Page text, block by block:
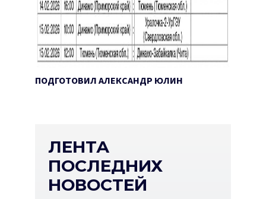
ПОДГОТОВИЛ АЛЕКСАНДР ЮЛИН
ЛЕНТА
ПОСЛЕДНИХ
НОВОСТЕЙ